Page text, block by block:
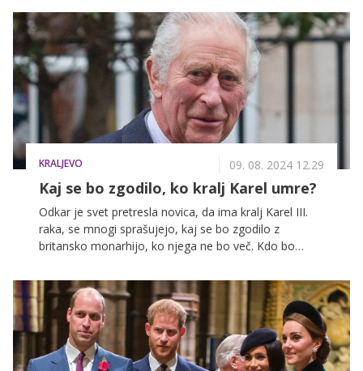
svojega soproga namreč večkrat označila za svojo
'moč in oporo'.
KRALJEVO 09. 08. 2024 12.29
Kaj se bo zgodilo, ko kralj Karel umre?
Odkar je svet pretresla novica, da ima kralj Karel III.
raka, se mnogi sprašujejo, kaj se bo zgodilo z
britansko monarhijo, ko njega ne bo več. Kdo bo
Kakšna je vrsta za nasledstvo? Se princ Harry še lahko
povzpne na prestol?